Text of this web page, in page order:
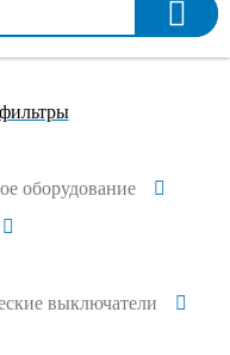
оборудование
выключатели